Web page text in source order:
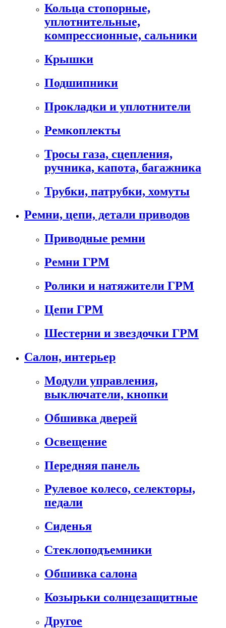
Кольца стопорные,
уплотнительные,
компрессионные, сальники
Крышки
Подшипники
Прокладки и уплотнители
Ремкоплекты
Тросы газа, сцепления,
ручника, капота, багажника
Трубки, патрубки, хомуты
Ремни, цепи, детали приводов
Приводные ремни
Ремни ГРМ
Ролики и натяжители ГРМ
Цепи ГРМ
Шестерни и звездочки ГРМ
Салон, интерьер
Модули управления,
выключатели, кнопки
Обшивка дверей
Освещение
Передняя панель
Рулевое колесо, селекторы,
педали
Сиденья
Стеклоподъемники
Обшивка салона
Козырьки солнцезащитные
Другое